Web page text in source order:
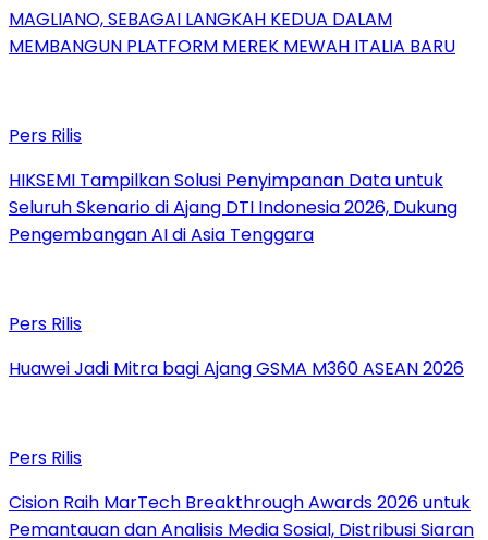
MAGLIANO, SEBAGAI LANGKAH KEDUA DALAM
MEMBANGUN PLATFORM MEREK MEWAH ITALIA BARU
Pers Rilis
HIKSEMI Tampilkan Solusi Penyimpanan Data untuk
Seluruh Skenario di Ajang DTI Indonesia 2026, Dukung
Pengembangan AI di Asia Tenggara
Pers Rilis
Huawei Jadi Mitra bagi Ajang GSMA M360 ASEAN 2026
Pers Rilis
Cision Raih MarTech Breakthrough Awards 2026 untuk
Pemantauan dan Analisis Media Sosial, Distribusi Siaran